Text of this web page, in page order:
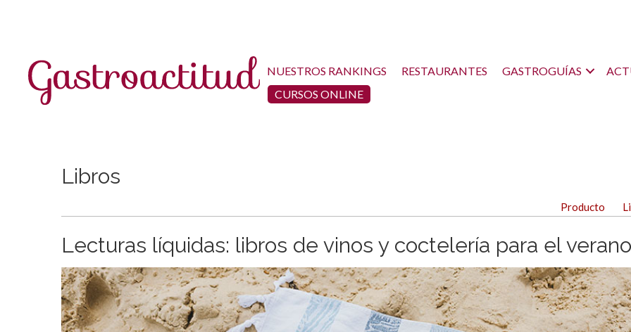
NUESTROS RANKINGS RESTAURANTES GASTROGUÍAS
CURSOS ONLINE
Libros
Producto
Lecturas líquidas: libros de vinos y coctelería para el verano